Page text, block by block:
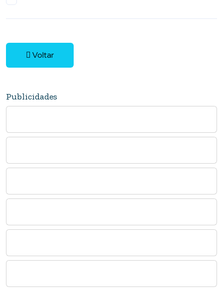
Voltar
Publicidades